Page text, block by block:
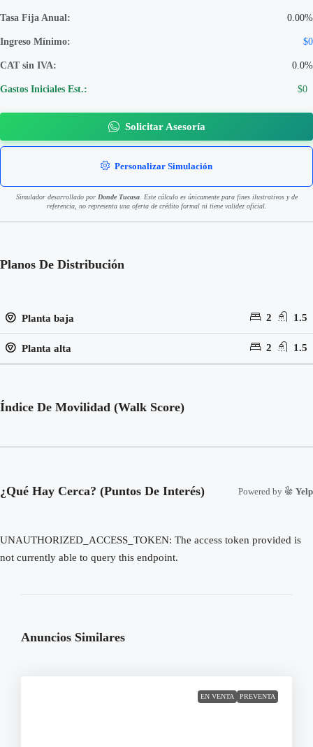
Tasa Fija Anual: 0.00%
Ingreso Mínimo: $0
CAT sin IVA: 0.0%
Gastos Iniciales Est.: $0
Solicitar Asesoría
Personalizar Simulación
Simulador desarrollado por Donde Tucasa. Este cálculo es únicamente para fines ilustrativos y de
referencia, no representa una oferta de crédito formal ni tiene validez oficial.
Planos De Distribución
Planta baja 2 1.5
Planta alta 2 1.5
Índice De Movilidad (Walk Score)
¿Qué Hay Cerca? (Puntos De Interés) Powered by Yelp
UNAUTHORIZED_ACCESS_TOKEN: The access token provided is
not currently able to query this endpoint.
Anuncios Similares
EN VENTA PREVENTA